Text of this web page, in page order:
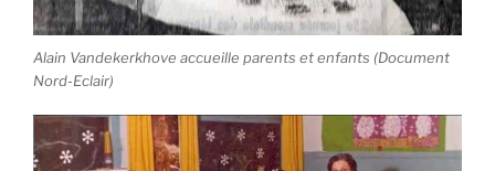
Alain Vandekerkhove accueille parents et enfants (Document
Nord-Eclair)